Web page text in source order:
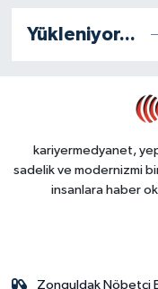
Yükleniyor...
kariyermedyanet,
sadelik ve modernizmi
insanlara haber
Zonguldak Nöbetçi